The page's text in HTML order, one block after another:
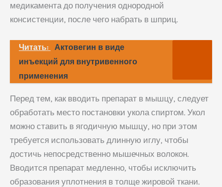
медикамента до получения однородной
консистенции, после чего набрать в шприц.
Читать:
Актовегин в виде
инъекций для внутривенного
применения
Перед тем, как вводить препарат в мышцу, следует
обработать место постановки укола спиртом. Укол
можно ставить в ягодичную мышцу, но при этом
требуется использовать длинную иглу, чтобы
достичь непосредственно мышечных волокон.
Вводится препарат медленно, чтобы исключить
образования уплотнения в толще жировой ткани.